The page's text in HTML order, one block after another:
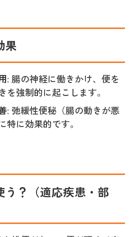
果
: 腸の神経に働きかけ、便を
を強制的に起こします。
: 弛緩性便秘（腸の動きが悪
特に効果的です。
う？（適応疾患・部